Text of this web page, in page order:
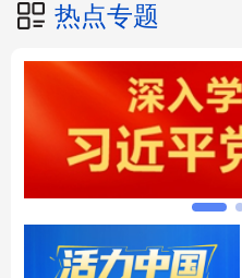
热点专题